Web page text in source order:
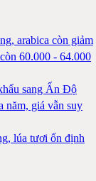
arabica còn giảm
60.000 - 64.000
sang Ấn Độ
năm, giá vẫn suy
lúa tươi ổn định